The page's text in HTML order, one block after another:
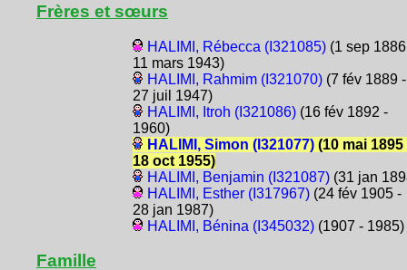
Frères et sœurs
HALIMI, Rébecca (I321085)(1 sep
11 mars 1943)
HALIMI, Rahmim (I321070)(7 fév 1889 -
27 juil 1947)
HALIMI, Itroh (I321086)(16 fév 1892 -
1960)
HALIMI, Simon (I321077)(10 mai 1895
18 oct 1955)
HALIMI, Benjamin (I321087)(31 jan
HALIMI, Esther (I317967)(24 fév 1905 -
28 jan 1987)
HALIMI, Bénina (I345032)(1907 - 1985)
Famille